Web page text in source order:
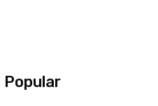
Popular